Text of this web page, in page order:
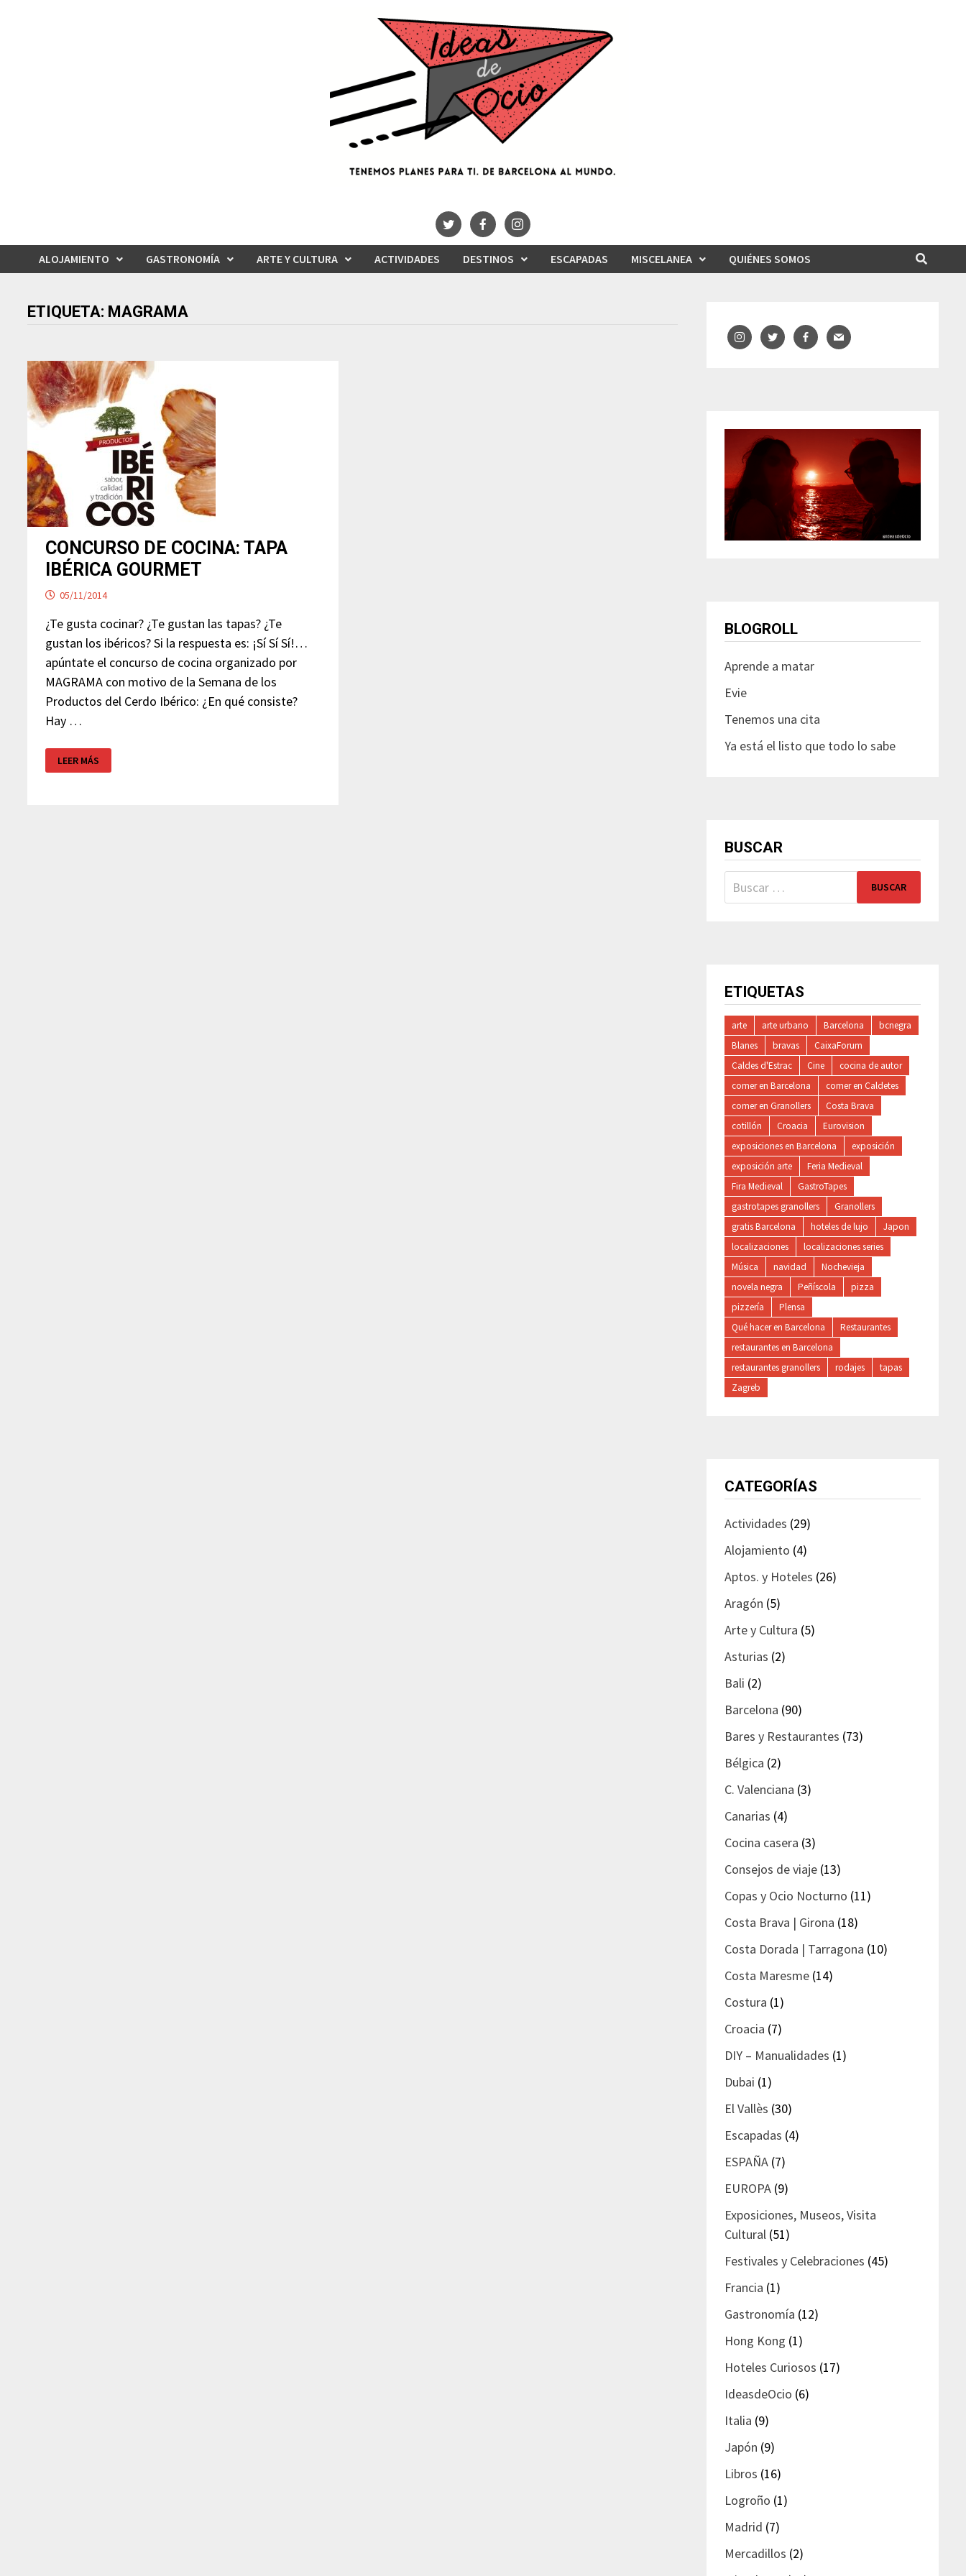
ALOJAMIENTO GASTRONOMÍA ARTE Y CULTURA ACTIVIDADES DESTINOS ESCAPADAS MISCELANEA QUIÉNES SOMOS
ETIQUETA: MAGRAMA
CONCURSO DE COCINA: TAPA
IBÉRICA GOURMET
05/11/2014
¿Te gusta cocinar? ¿Te gustan las tapas? ¿Te
gustan los ibéricos? Si la respuesta es: ¡Sí Sí Sí!…
apúntate el concurso de cocina organizado por
MAGRAMA con motivo de la Semana de los
Productos del Cerdo Ibérico: ¿En qué consiste?
Hay …
CONCURSO
DE
COCINA:
LEER MÁS
BLOGROLL
Aprende a matar
Evie
Tenemos una cita
Ya está el listo que todo lo sabe
BUSCAR
Buscar:
ETIQUETAS
arte arte urbano Barcelona
bcnegra
Blanes
bravas
CaixaForum
Caldes d'Estrac
Cine
cocina de autor
comer en Barcelona
comer en Caldetes
comer en Granollers
Costa Brava
cotillón
Croacia
Eurovision
exposiciones en Barcelona
exposición
exposición arte
Feria Medieval
Fira Medieval
GastroTapes
gastrotapes granollers
Granollers
gratis Barcelona
hoteles de lujo
Japon
localizaciones
localizaciones series
Música
navidad
Nochevieja
novela negra
Peñíscola
pizza
pizzería
Plensa
Qué hacer en Barcelona
Restaurantes
restaurantes en Barcelona
restaurantes granollers
rodajes
tapas
Zagreb
CATEGORÍAS
Actividades (29)
Alojamiento (4)
Aptos. y Hoteles (26)
Aragón (5)
Arte y Cultura (5)
Asturias (2)
Bali (2)
Barcelona (90)
Bares y Restaurantes (73)
Bélgica (2)
C. Valenciana (3)
Canarias (4)
Cocina casera (3)
Consejos de viaje (13)
Copas y Ocio Nocturno (11)
Costa Brava | Girona (18)
Costa Dorada | Tarragona (10)
Costa Maresme (14)
Costura (1)
Croacia (7)
DIY – Manualidades (1)
Dubai (1)
El Vallès (30)
Escapadas (4)
ESPAÑA (7)
EUROPA (9)
Exposiciones, Museos, Visita
Cultural (51)
Festivales y Celebraciones (45)
Francia (1)
Gastronomía (12)
Hong Kong (1)
Hoteles Curiosos (17)
IdeasdeOcio (6)
Italia (9)
Japón (9)
Libros (16)
Logroño (1)
Madrid (7)
Mercadillos (2)